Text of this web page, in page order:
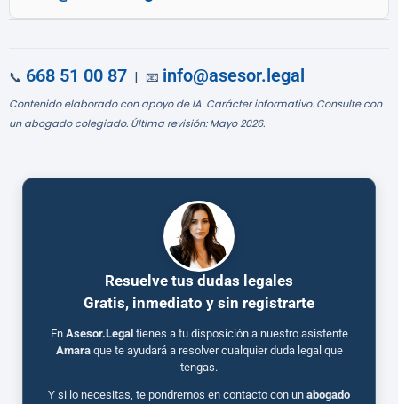
📞 668 51 00 87 | 📧 info@asesor.legal
Contenido elaborado con apoyo de IA. Carácter informativo. Consulte con
un abogado colegiado. Última revisión: Mayo 2026.
Resuelve tus dudas legales
Gratis, inmediato y sin registrarte
En Asesor.Legal tienes a tu disposición a nuestro asistente
Amaraque te ayudará a resolver cualquier duda legal que
tengas.
Y si lo necesitas, te pondremos en contacto con un abogado